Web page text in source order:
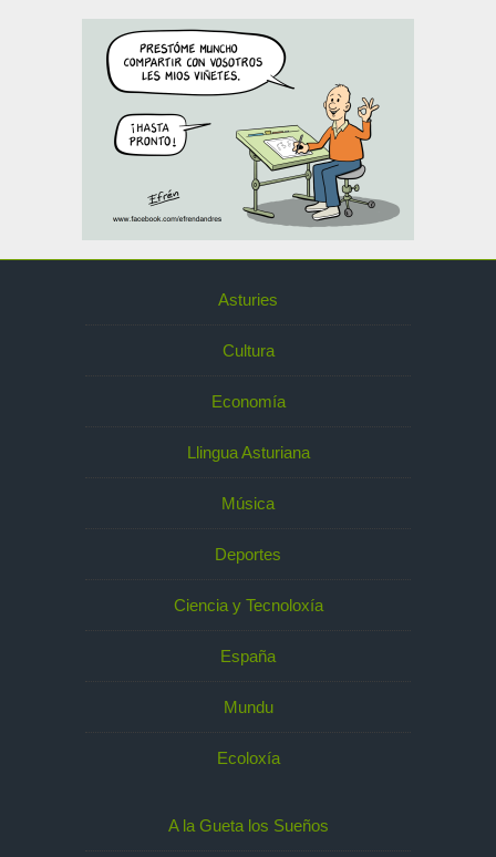
Asturies
Cultura
Economía
Llingua Asturiana
Música
Deportes
Ciencia y Tecnoloxía
España
Mundu
Ecoloxía
A la Gueta los Sueños